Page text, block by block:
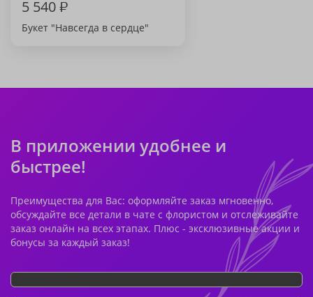
5 540₽
Букет "Навсегда в сердце"
В приложении удобнее и
быстрее!
Преимущества для Вас: оформляйте заказ мгновенно,
обсуждайте все детали в чате с флористом и отслеживайте
заказ онлайн на всех этапах. Плюс - эксклюзивные акции и
бонусы за каждый заказ!